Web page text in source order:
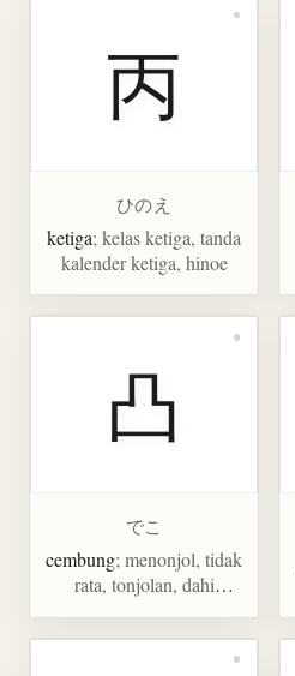
丙
ひのえ
ketiga; kelas ketiga, tanda
kalender ketiga, hinoe
凸
でこ
cembung; menonjol, tidak
rata, tonjolan, dahi